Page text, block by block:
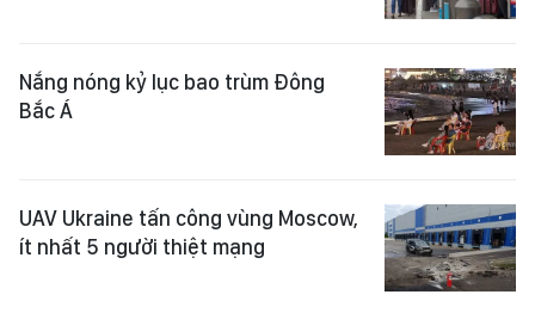
Nắng nóng kỷ lục bao trùm Đông
Bắc Á
UAV Ukraine tấn công vùng Moscow,
ít nhất 5 người thiệt mạng